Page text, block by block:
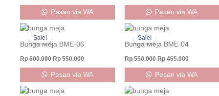
Pesan via WA Pesan via WA
Sale!
Bunga Meja BME-06
Rp600.000
Original
was:
Rp 600.000.
Rp 550.000
Pesan via WA
Sale!
Bunga Meja BME-04
Rp550.000
Original
was:
Rp 550.000.
Rp465.000
Pesan via WA
Original
Original